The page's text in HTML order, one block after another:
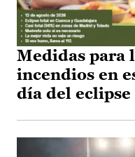
Medidas para
incendios en
día del eclipse